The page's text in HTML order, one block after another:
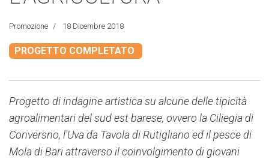
Promozione 18 Dicembre 2018
PROGETTO COMPLETATO
Progetto di indagine artistica su alcune delle tipicità
agroalimentari del sud est barese, ovvero la Ciliegia di
Conversno, l'Uva da Tavola di Rutigliano ed il pesce di
Mola di Bari attraverso il coinvolgimento di giovani